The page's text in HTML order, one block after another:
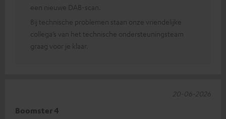
een nieuwe DAB-scan.
Bij technische problemen staan onze vriendelijke
collega’s van het technische ondersteuningsteam
graag voor je klaar.
Boomster 4
20-06-2026